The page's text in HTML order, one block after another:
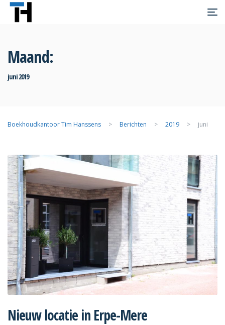
Maand:
juni 2019
Boekhoudkantoor Tim Hanssens > Berichten > 2019 > juni
Nieuw locatie in Erpe-Mere